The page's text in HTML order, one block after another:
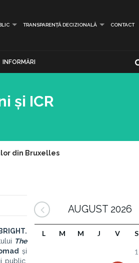
TRANSPARENȚĂ DECIZIONALĂ CONTACT
INFORMĂRI
și ICR
din Bruxelles
BRIGHT.
The
și
public
AUGUST 2026
L M M J V S
1